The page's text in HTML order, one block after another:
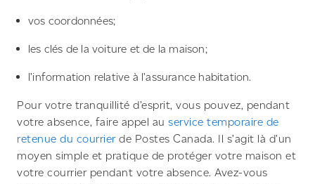
vos coordonnées;
les clés de la voiture et de la maison;
l’information relative à l’assurance habitation.
Pour votre tranquillité d’esprit, vous pouvez, pendant
votre absence, faire appel au service temporaire de
retenue du courrierde Postes Canada. Il s’agit là d’un
moyen simple et pratique de protéger votre maison et
votre courrier pendant votre absence. Avez-vous